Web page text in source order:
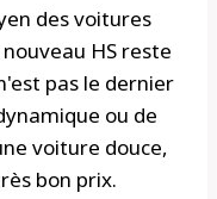
des voitures
HS reste
pas le dernier
ou de
voiture douce,
bon prix.